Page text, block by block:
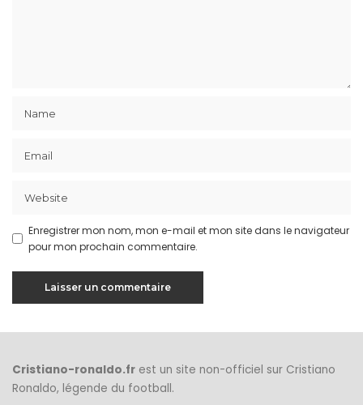
Enregistrer mon nom, mon e-mail et mon site dans le navigateur
pour mon prochain commentaire.
Cristiano-ronaldo.fr est un site non-officiel sur Cristiano
Ronaldo, légende du football.